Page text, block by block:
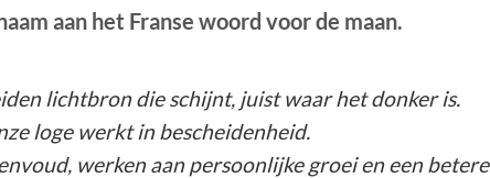
aan het Franse woord voor de maan.
lichtbron die schijnt, juist waar het donker is.
loge werkt in bescheidenheid.
werken aan persoonlijke groei en een betere